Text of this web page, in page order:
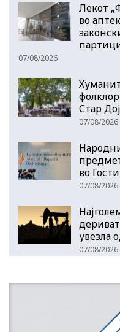
Лекот
во
07/08/2026
Стар
07/08/2026
во
07/08/2026
увезла
07/08/2026